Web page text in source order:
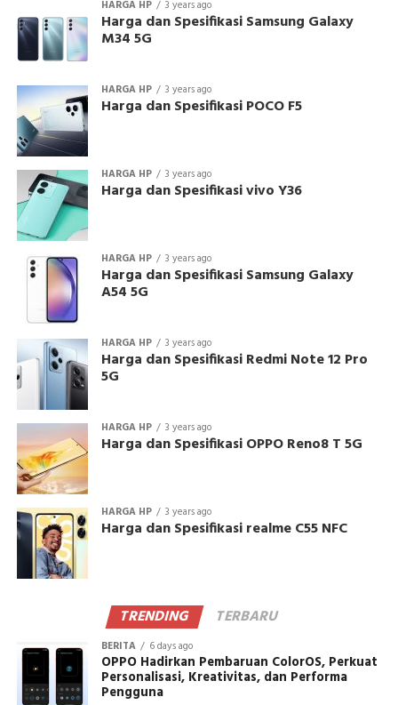
HARGA HP 3 years ago
Harga dan Spesifikasi Samsung Galaxy
M34 5G
HARGA HP 3 years ago
Harga dan Spesifikasi POCO F5
HARGA HP 3 years ago
Harga dan Spesifikasi vivo Y36
HARGA HP 3 years ago
Harga dan Spesifikasi Samsung Galaxy
A54 5G
HARGA HP 3 years ago
Harga dan Spesifikasi Redmi Note 12 Pro
5G
HARGA HP 3 years ago
Harga dan Spesifikasi OPPO Reno8 T 5G
HARGA HP 3 years ago
Harga dan Spesifikasi realme C55 NFC
TRENDING TERBARU
BERITA 6 days ago
OPPO Hadirkan Pembaruan ColorOS, Perkuat
Personalisasi, Kreativitas, dan Performa
Pengguna